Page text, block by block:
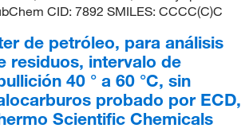
CID: 7892 SMILES: CCCC(C)C
de petróleo, para análisis
residuos, intervalo de
40 ° a 60 °C, sin
probado por ECD,
Scientific Chemicals